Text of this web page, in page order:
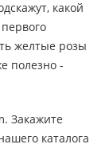
какой
желтые розы
полезно -
Закажите
каталога